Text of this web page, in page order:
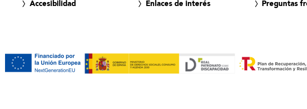
Accesibilidad Enlaces de interés Preguntas